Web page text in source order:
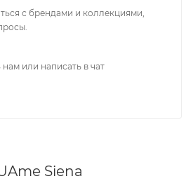
с брендами и коллекциями,
или написать в чат
Siena